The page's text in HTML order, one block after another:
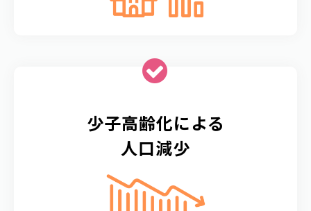
少子高齢化による
人口減少